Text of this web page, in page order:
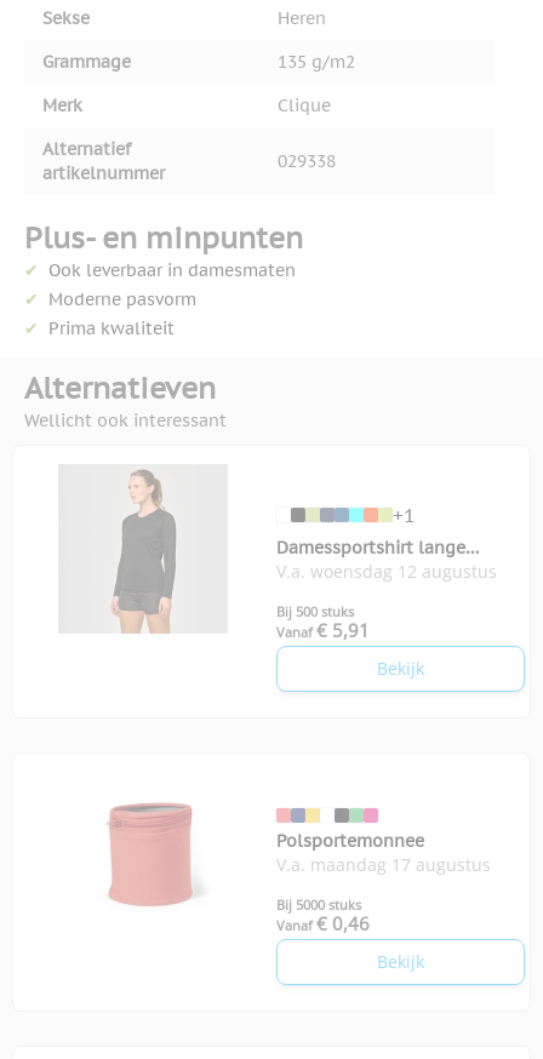
Sekse
Heren
Grammage
135 g/m2
Merk
Clique
Alternatief
artikelnummer
029338
Plus- en minpunten
Ook leverbaar in damesmaten
Moderne pasvorm
Prima kwaliteit
Alternatieven
Wellicht ook interessant
+1
Damessportshirt lange
Mouwen
V.a. woensdag 12 augustus
Bij 500 stuks
Vanaf € 5,91
Bekijk
Polsportemonnee
V.a. maandag 17 augustus
Bij 5000 stuks
Vanaf € 0,46
Bekijk